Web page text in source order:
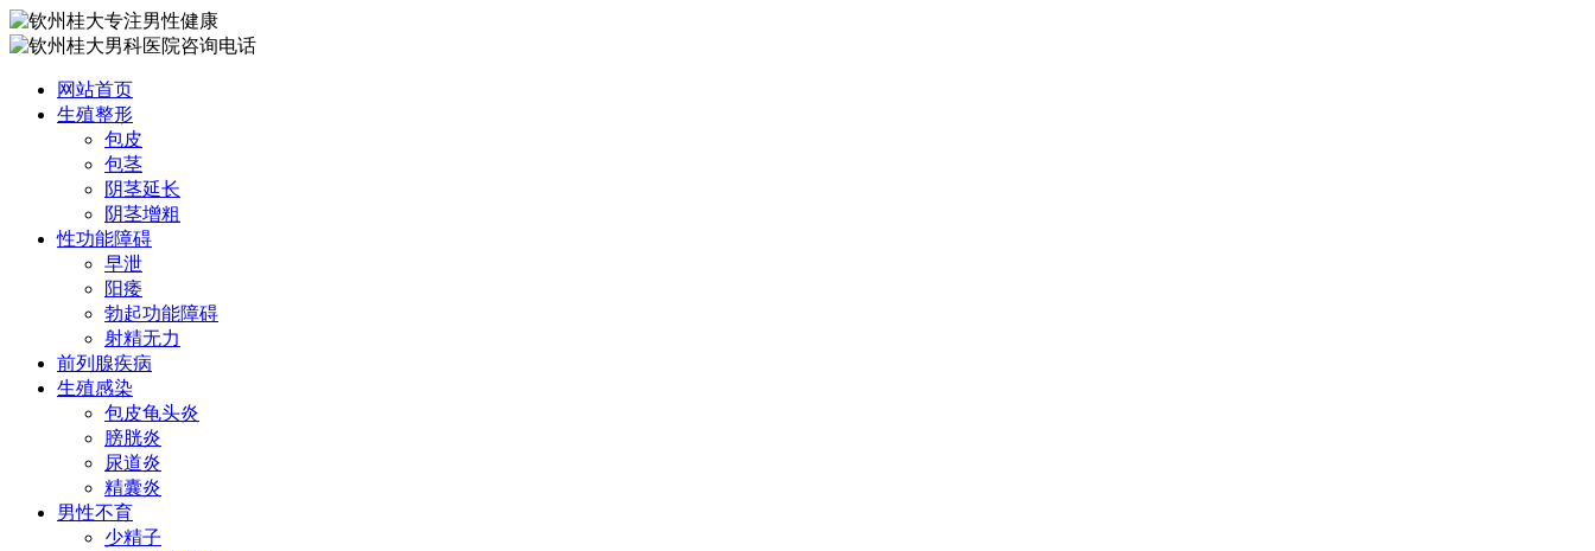
网站首页
生殖整形
包皮
包茎
阴茎延长
阴茎增粗
性功能障碍
早泄
阳痿
勃起功能障碍
射精无力
前列腺疾病
生殖感染
包皮龟头炎
膀胱炎
尿道炎
精囊炎
男性不育
少精子